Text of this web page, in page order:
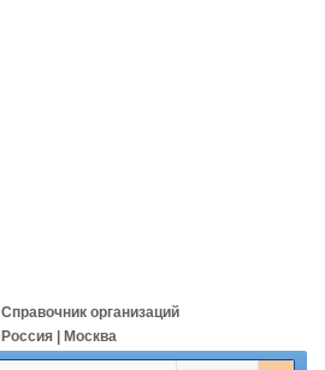
Справочник организаций
Россия | Москва